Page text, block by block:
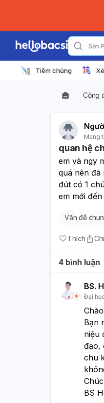
Sản
Tiêm chủng
Cộng
Mang
quan hệ
﻿em và ngy
quá nên
đút có 1
em mới
Vấn đề
Thích
4 bình luận
BS.
Đại
Bạn
niệu
đạo,
chu
BS